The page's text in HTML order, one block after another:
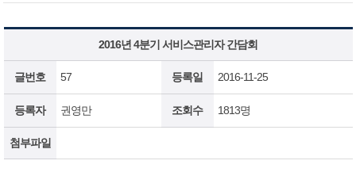
2016년 4분기 서비스관리자 간담회
글번호 57 등록일 2016-11-25
등록자 권영만 조회수 1813명
첨부파일